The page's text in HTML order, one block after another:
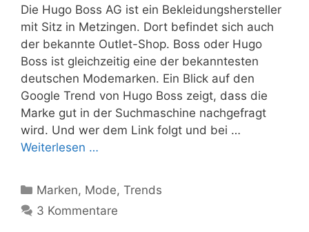
Die Hugo Boss AG ist ein Bekleidungshersteller
mit Sitz in Metzingen. Dort befindet sich auch
der bekannte Outlet-Shop. Boss oder Hugo
Boss ist gleichzeitig eine der bekanntesten
deutschen Modemarken. Ein Blick auf den
Google Trend von Hugo Boss zeigt, dass die
Marke gut in der Suchmaschine nachgefragt
wird. Und wer dem Link folgt und bei …
Weiterlesen …
Kategorien
Marken, Mode,Trends
3 Kommentare